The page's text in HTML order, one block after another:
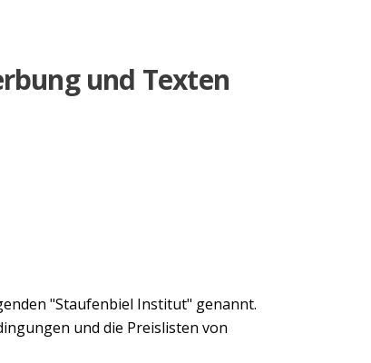
und Texten
"Staufenbiel Institut" genannt.
und die Preislisten von